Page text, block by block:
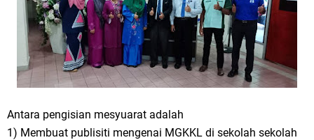
Antara pengisian mesyuarat adalah
1) Membuat publisiti mengenai MGKKL di sekolah sekolah